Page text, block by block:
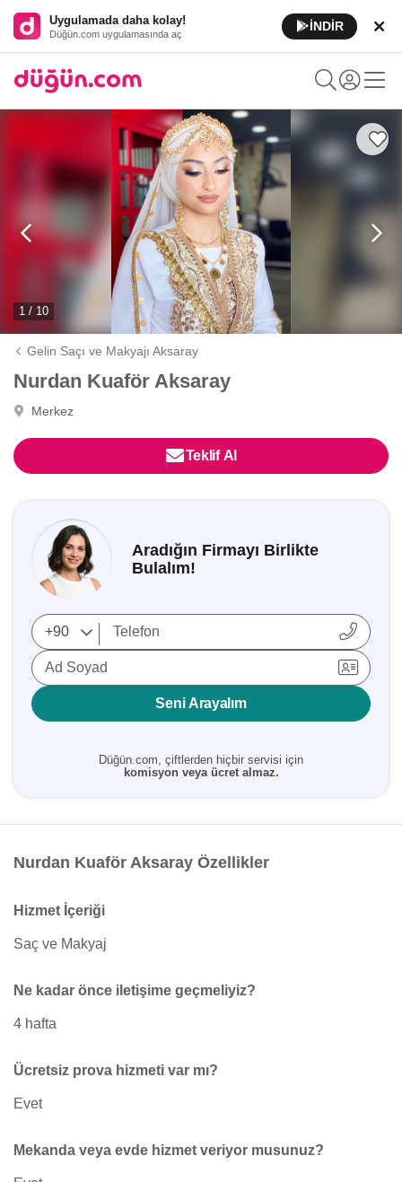
Uygulamada daha kolay!
Düğün.com uygulamasında aç
İNDİR
1 / 10
Gelin Saçı ve Makyajı Aksaray
Nurdan Kuaför Aksaray
Merkez
Teklif Al
Aradığın Firmayı Birlikte
Bulalım!
Ad Soyad
Seni Arayalım
Düğün.com, çiftlerden hiçbir servisi için
komisyon veya ücret almaz.
Nurdan Kuaför Aksaray Özellikler
Hizmet İçeriği
Saç ve Makyaj
Ne kadar önce iletişime geçmeliyiz?
4 hafta
Ücretsiz prova hizmeti var mı?
Evet
Mekanda veya evde hizmet veriyor musunuz?